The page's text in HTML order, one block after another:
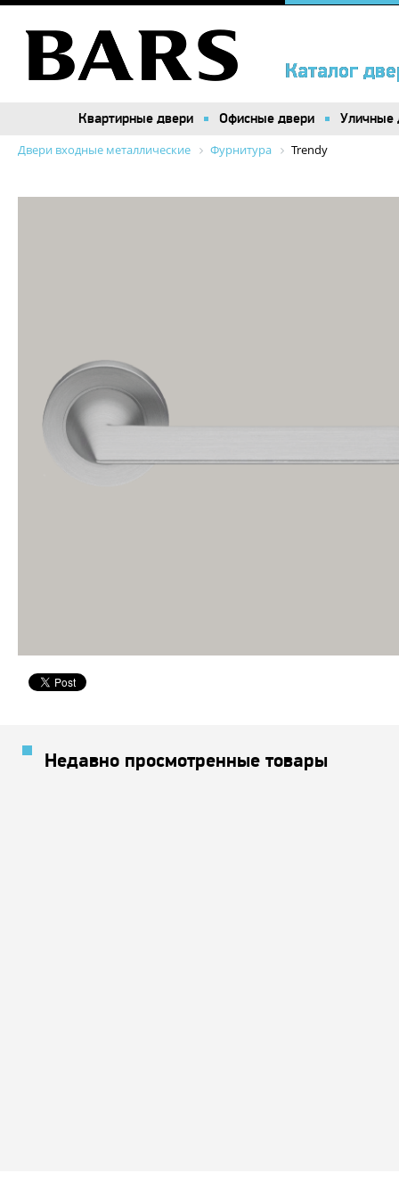
Каталог
Каталог
Квартирные двери Офисные двери Уличные
Квартирные двери Офисные двери Уличные
Двери входные металлические Фурнитура Trendy
Недавно просмотренные товары